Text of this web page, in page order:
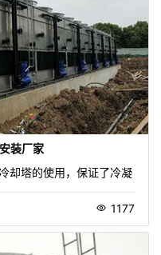
装厂家
却塔的使用，保证了冷凝
1177